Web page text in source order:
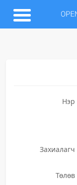
Нэр
Захиалагч
Төлөв